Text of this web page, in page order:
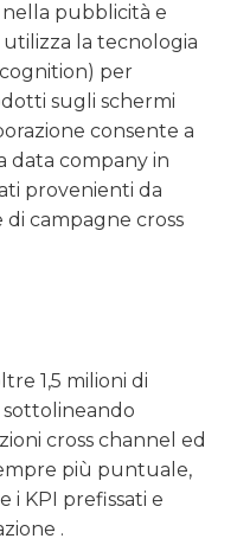
pubblicità e
utilizza la tecnologia
per
sugli schermi
consente a
data company in
provenienti da
campagne cross
1,5 milioni di
sottolineando
cross channel ed
più puntuale,
i KPI prefissati e
.